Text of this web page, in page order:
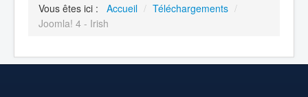
Vous êtes ici : Accueil / Téléchargements /
Joomla! 4 - Irish